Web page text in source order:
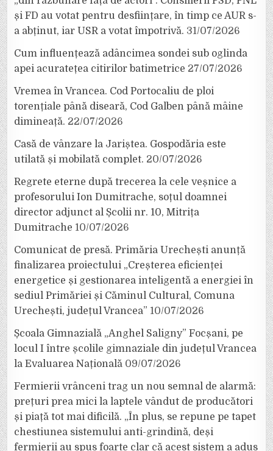
și FD au votat pentru desființare, în timp ce AUR s-
a abținut, iar USR a votat împotrivă. 31/07/2026
Cum influențează adâncimea sondei sub oglinda
apei acuratețea citirilor batimetrice 27/07/2026
Vremea în Vrancea. Cod Portocaliu de ploi
torențiale până diseară, Cod Galben până mâine
dimineață. 22/07/2026
Casă de vânzare la Jariștea. Gospodăria este
utilată și mobilată complet. 20/07/2026
Regrete eterne după trecerea la cele veșnice a
profesorului Ion Dumitrache, soțul doamnei
director adjunct al Școlii nr. 10, Mitrița
Dumitrache 10/07/2026
Comunicat de presă. Primăria Urechești anunță
finalizarea proiectului „Creșterea eficienței
energetice și gestionarea inteligentă a energiei în
sediul Primăriei și Căminul Cultural, Comuna
Urechești, județul Vrancea” 10/07/2026
Școala Gimnazială „Anghel Saligny” Focșani, pe
locul I între școlile gimnaziale din județul Vrancea
la Evaluarea Națională 09/07/2026
Fermierii vrânceni trag un nou semnal de alarmă:
prețuri prea mici la laptele vândut de producători
și piață tot mai dificilă. „În plus, se repune pe tapet
chestiunea sistemului anti-grindină, deși
fermierii au spus foarte clar că acest sistem a adus